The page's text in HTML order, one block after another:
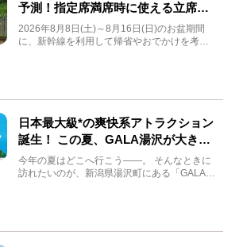
予測！指定席満席時に使える立席特
急券も解説
2026年8月8日(土)～8月16日(日)のお盆期間
に、新幹線を利用して帰省やおでかけを考え
日本最大級*の爽快系アトラクション
誕生！ この夏、GALA湯沢が大きく
生まれ変わる
今年の夏はどこへ行こう――。 そんなときに
訪れたいのが、新潟県湯沢町にある「GALA湯